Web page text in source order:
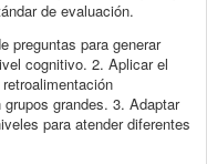
de evaluación.
preguntas para generar
cognitivo. 2. Aplicar el
grandes. 3. Adaptar
para atender diferentes